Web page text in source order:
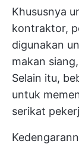
Khususnya
kontraktor,
digunakan
makan
Selain itu,
untuk
serikat